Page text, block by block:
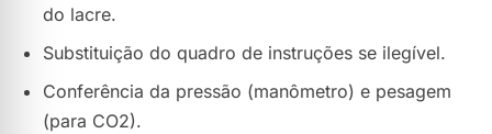
do lacre.
Substituição do quadro de instruções se ilegível.
Conferência da pressão (manômetro) e pesagem
(para CO2).